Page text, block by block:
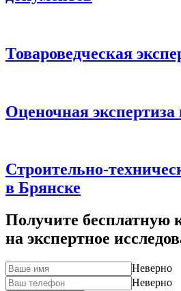
Товароведческая
Оценочная экспертиза
Строительно-
в Брянске
Получите бесплатную
на экспертное
Неверно
Неверно